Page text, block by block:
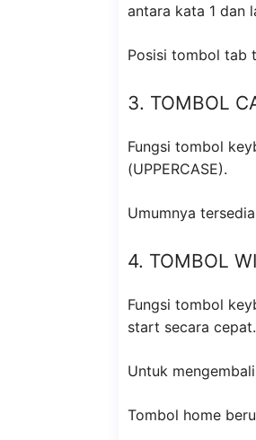
antara kata 1 dan
Posisi tombol tab
3. TOMBOL
Fungsi tombol
(UPPERCASE).
Umumnya
4. TOMBOL
Fungsi tombol
start secara cepat.
Untuk
Tombol home